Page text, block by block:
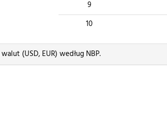
9
10
(USD, EUR) według NBP.